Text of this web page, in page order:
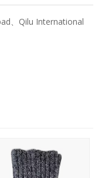
、Qilu International